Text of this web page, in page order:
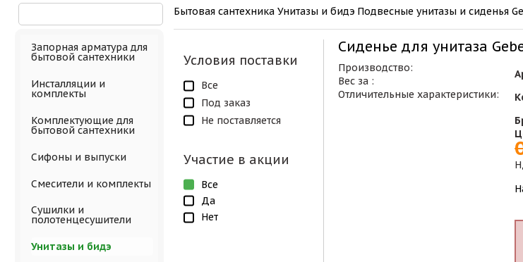
Бытовая сантехника Унитазы и бидэ Подвесные унитазы и сиденья
Условия поставки
Все
Под заказ
Не поставляется
Участие в акции
Все
Да
Нет
Сиденье для унитаза
Производство:
Вес за :
Отличительные характеристики:
Запорная арматура для
бытовой сантехники
Инсталляции и
комплекты
Комплектующие для
бытовой сантехники
Сифоны и выпуски
Смесители и комплекты
Сушилки и
полотенцесушители
Унитазы и бидэ